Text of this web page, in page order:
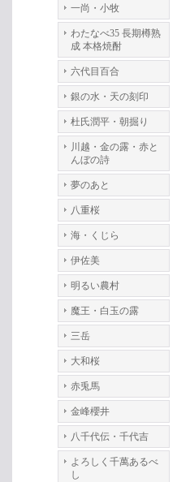
一尚・小牧
わたなべ35 長期樽熟
成 本格焼酎
六代目百合
銀の水・天の刻印
杜氏潤平・朝掘り
川越・金の露・赤と
んぼの詩
夢のあと
八重桜
海・くじら
伊佐美
明るい農村
魔王・白玉の露
三岳
大和桜
赤兎馬
金峰櫻井
八千代伝・千代吉
よろしく千萬あるべ
し